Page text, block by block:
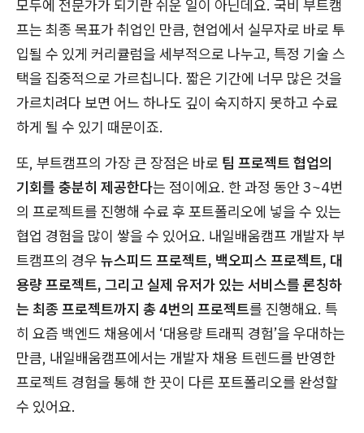
모두에 전문가가 되기란 쉬운 일이 아닌데요. 국비 부트캠
프는 최종 목표가 취업인 만큼, 현업에서 실무자로 바로 투
입될 수 있게 커리큘럼을 세부적으로 나누고, 특정 기술 스
택을 집중적으로 가르칩니다. 짧은 기간에 너무 많은 것을
가르치려다 보면 어느 하나도 깊이 숙지하지 못하고 수료
하게 될 수 있기 때문이죠.
또, 부트캠프의 가장 큰 장점은 바로 팀 프로젝트 협업의
기회를 충분히 제공한다는 점이에요. 한 과정 동안 3~4번
의 프로젝트를 진행해 수료 후 포트폴리오에 넣을 수 있는
협업 경험을 많이 쌓을 수 있어요. 내일배움캠프 개발자 부
트캠프의 경우 뉴스피드 프로젝트, 백오피스 프로젝트, 대
용량 프로젝트, 그리고 실제 유저가 있는 서비스를 론칭하
는 최종 프로젝트까지 총 4번의 프로젝트를 진행해요. 특
히 요즘 백엔드 채용에서 ‘대용량 트래픽 경험’을 우대하는
만큼, 내일배움캠프에서는 개발자 채용 트렌드를 반영한
프로젝트 경험을 통해 한 끗이 다른 포트폴리오를 완성할
수 있어요.